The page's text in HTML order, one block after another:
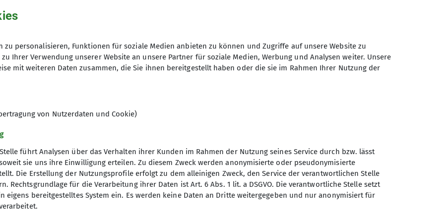
Gruppen
Sektion Tutzing des
Deutschen Alpenvereins e.V.
zu personalisieren, Funktionen für soziale Medien anbieten zu können und Zugriffe auf unsere Website zu
Ihrer Verwendung unserer Website an unsere Partner für soziale Medien, Werbung und Analysen weiter. Unsere
mit weiteren Daten zusammen, die Sie ihnen bereitgestellt haben oder die sie im Rahmen Ihrer Nutzung der
von Nutzerdaten und Cookie)
führt Analysen über das Verhalten ihrer Kunden im Rahmen der Nutzung seines Service durch bzw. lässt
sie uns ihre Einwilligung erteilen. Zu diesem Zweck werden anonymisierte oder pseudonymisierte
Die Erstellung der Nutzungsprofile erfolgt zu dem alleinigen Zweck, den Service der verantwortlichen Stelle
Rechtsgrundlage für die Verarbeitung ihrer Daten ist Art. 6 Abs. 1 lit. a DSGVO. Die verantwortliche Stelle setzt
eigens bereitgestelltes System ein. Es werden keine Daten an Dritte weitergegeben und nur anonymisiert für